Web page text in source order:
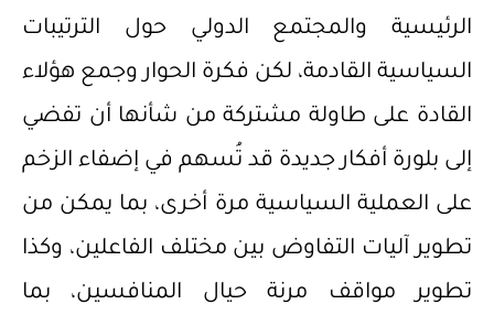
الرئيسية والمجتمع الدولي حول الترتيبات
السياسية القادمة، لكن فكرة الحوار وجمع هؤلاء
القادة على طاولة مشتركة من شأنها أن تفضي
إلى بلورة أفكار جديدة قد تُسهم في إضفاء الزخم
على العملية السياسية مرة أخرى، بما يمكن من
تطوير آليات التفاوض بين مختلف الفاعلين، وكذا
تطوير مواقف مرنة حيال المنافسين، بما